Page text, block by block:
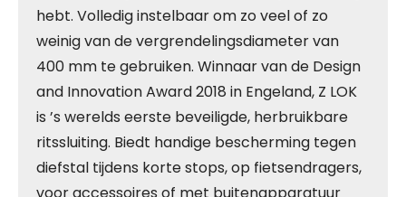
hebt. Volledig instelbaar om zo veel of zo
weinig van de vergrendelingsdiameter van
400 mm te gebruiken. Winnaar van de Design
and Innovation Award 2018 in Engeland, Z LOK
is ’s werelds eerste beveiligde, herbruikbare
ritssluiting. Biedt handige bescherming tegen
diefstal tijdens korte stops, op fietsendragers,